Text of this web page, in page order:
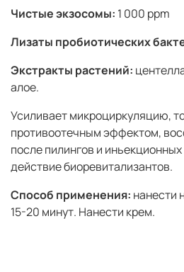
Чистые экзосомы: 1 000 ppm
Лизаты пробиотических
Экстракты растений:
алое.
Усиливает микроциркуляцию,
противоотечным эффектом,
после пилингов и
действие биоревитализантов.
Способ применения: нанести
15-20 минут. Нанести крем.